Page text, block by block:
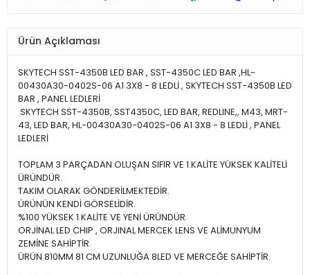
Ürün Açıklaması
SKYTECH SST-4350B LED BAR , SST-4350C LED BAR ,HL-
00430A30-0402S-06 A1 3X8 - 8 LEDLİ , SKYTECH SST-4350B LED
BAR , PANEL LEDLERİ
SKYTECH SST-4350B, SST4350C, LED BAR, REDLINE,, M43, MRT-
43, LED BAR, HL-00430A30-0402S-06 A1 3X8 - 8 LEDLİ , PANEL
LEDLERİ
TOPLAM 3 PARÇADAN OLUŞAN SIFIR VE 1.KALİTE YÜKSEK KALİTELİ
ÜRÜNDÜR.
TAKIM OLARAK GÖNDERİLMEKTEDİR.
ÜRÜNÜN KENDİ GÖRSELİDİR.
%100 YÜKSEK 1.KALİTE VE YENİ ÜRÜNDÜR.
ORJİNAL LED CHIP , ORJINAL MERCEK LENS VE ALİMUNYUM
ZEMİNE SAHİPTİR.
ÜRÜN 810MM 81 CM UZUNLUĞA 8LED VE MERCEĞE SAHİPTİR.